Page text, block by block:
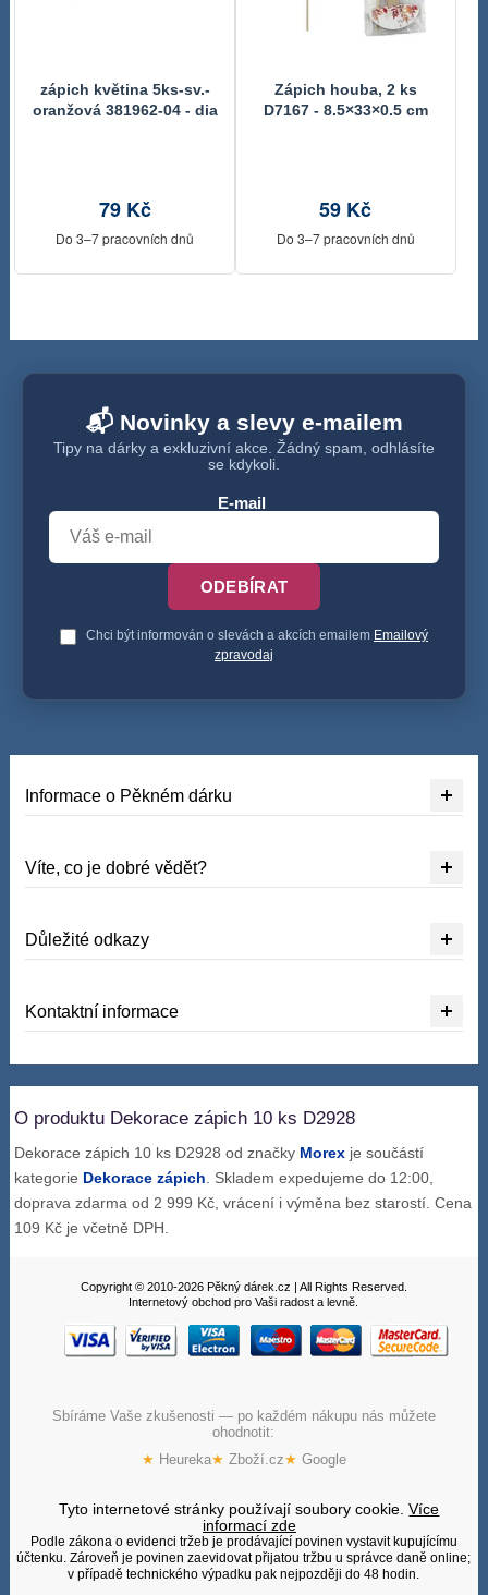
zápich květina 5ks-sv.-
oranžová 381962-04 - dia
79 Kč
Do 3–7 pracovních dnů
Zápich houba, 2 ks
D7167 - 8.5×33×0.5 cm
59 Kč
Do 3–7 pracovních dnů
📬 Novinky a slevy e-mailem
Tipy na dárky a exkluzivní akce. Žádný spam, odhlásíte
se kdykoli.
E-mail
ODEBÍRAT
Chci být informován o slevách a akcích emailem Emailový
zpravodaj
Informace o Pěkném dárku
Víte, co je dobré vědět?
Důležité odkazy
Kontaktní informace
O produktu Dekorace zápich 10 ks D2928
Dekorace zápich 10 ks D2928 od značky Morex je součástí
kategorie Dekorace zápich . Skladem expedujeme do 12:00,
doprava zdarma od 2 999 Kč, vrácení i výměna bez starostí. Cena
109 Kč je včetně DPH.
Copyright © 2010-2026 Pěkný dárek.cz | All Rights Reserved.
Internetový obchod pro Vaši radost a levně.
Sbíráme Vaše zkušenosti — po každém nákupu nás můžete
ohodnotit:
★ Heureka★ Zboží.cz★ Google
Tyto internetové stránky používají soubory cookie.Více
informací zde
Podle zákona o evidenci tržeb je prodávající povinen vystavit kupujícímu
účtenku. Zároveň je povinen zaevidovat přijatou tržbu u správce daně online;
v případě technického výpadku pak nejpozději do 48 hodin.